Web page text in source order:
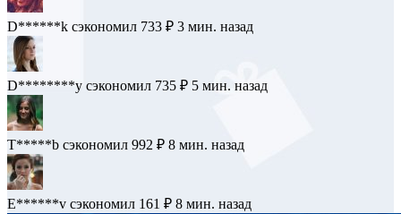
D******k сэкономил 733 ₽ 3 мин. назад
D********y сэкономил 735 ₽ 5 мин. назад
T*****b сэкономил 992 ₽ 8 мин. назад
E******v сэкономил 161 ₽ 8 мин. назад